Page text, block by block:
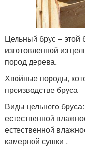
Цельный брус – этой
изготовленной из
пород дерева.
Хвойные породы,
производстве бруса
Виды цельного
естественной
естественной
камерной сушки .